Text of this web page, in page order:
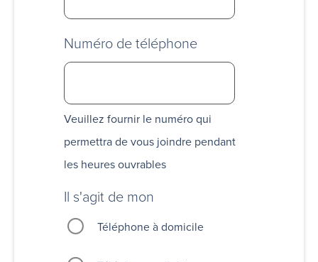
Numéro de téléphone
Veuillez fournir le numéro qui
permettra de vous joindre pendant
les heures ouvrables
Il s'agit de mon
Téléphone à domicile